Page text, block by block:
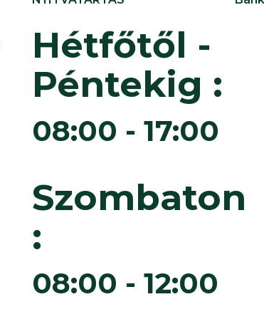
Hétfőtől -
Péntekig :
08:00 - 17:00
Szombaton
:
08:00 - 12:00